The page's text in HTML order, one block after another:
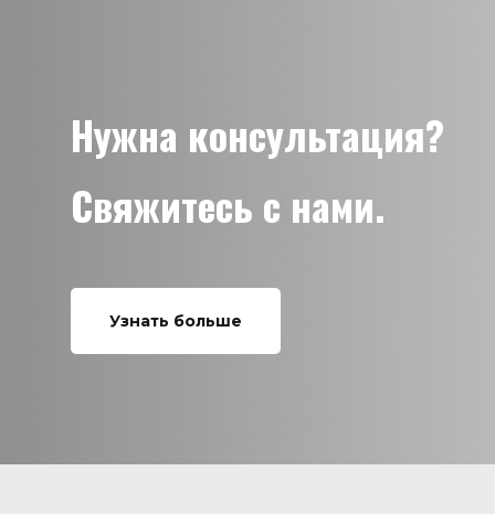
Нужна консультация?
Свяжитесь с нами.
Узнать больше